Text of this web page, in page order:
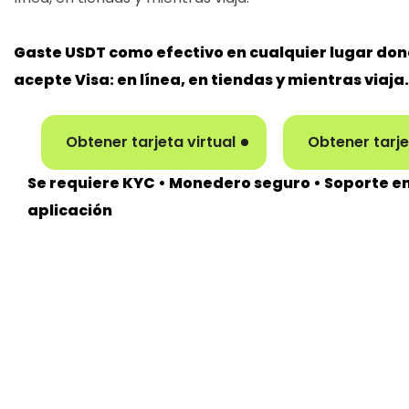
Gaste USDT como efectivo en cualquier lugar
acepte Visa: en línea, en tiendas y mientras viaja.
Obtener tarjeta virtual
Obtener
Se requiere KYC • Monedero seguro • Soporte
aplicación